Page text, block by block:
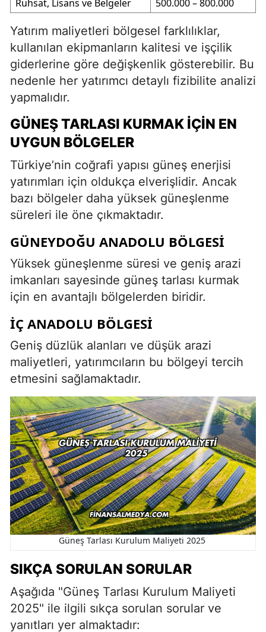
Ruhsat, Lisans ve Belgeler
500.000 – 800.000
Yatırım maliyetleri bölgesel farklılıklar,
kullanılan ekipmanların kalitesi ve işçilik
giderlerine göre değişkenlik gösterebilir. Bu
nedenle her yatırımcı detaylı fizibilite analizi
yapmalıdır.
GÜNEŞ TARLASI KURMAK İÇIN EN
UYGUN BÖLGELER
Türkiye’nin coğrafi yapısı güneş enerjisi
yatırımları için oldukça elverişlidir. Ancak
bazı bölgeler daha yüksek güneşlenme
süreleri ile öne çıkmaktadır.
GÜNEYDOĞU ANADOLU BÖLGESI
Yüksek güneşlenme süresi ve geniş arazi
imkanları sayesinde güneş tarlası kurmak
için en avantajlı bölgelerden biridir.
İÇ ANADOLU BÖLGESI
Geniş düzlük alanları ve düşük arazi
maliyetleri, yatırımcıların bu bölgeyi tercih
etmesini sağlamaktadır.
Güneş Tarlası Kurulum Maliyeti 2025
SIKÇA SORULAN SORULAR
Aşağıda "Güneş Tarlası Kurulum Maliyeti
2025" ile ilgili sıkça sorulan sorular ve
yanıtları yer almaktadır: